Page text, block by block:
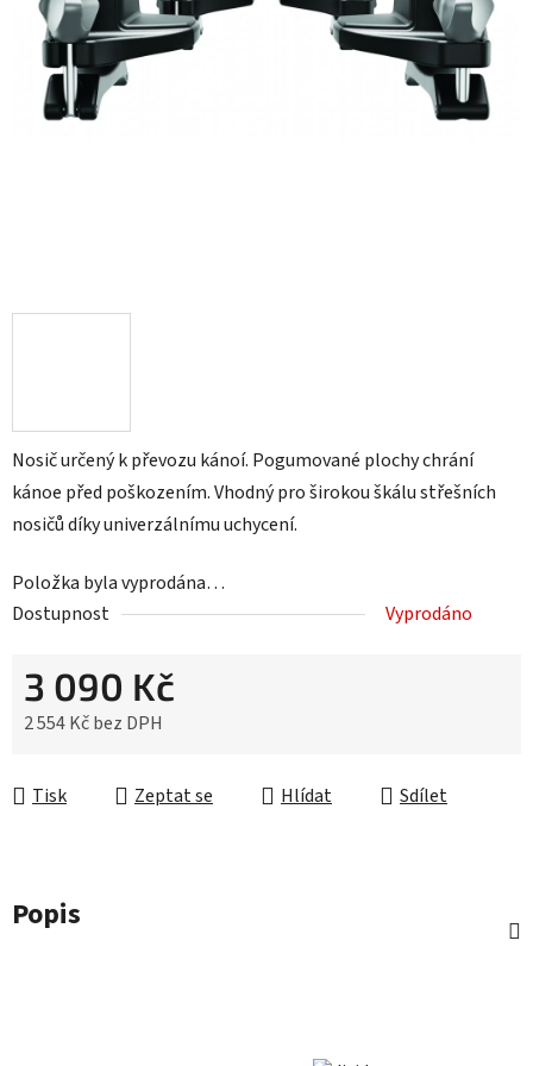
Nosič určený k převozu kánoí. Pogumované plochy chrání
kánoe před poškozením. Vhodný pro širokou škálu střešních
nosičů díky univerzálnímu uchycení.
Položka byla vyprodána…
Dostupnost
Vyprodáno
3 090 Kč
2 554 Kč bez DPH
Tisk
Zeptat se Hlídat Sdílet
Popis